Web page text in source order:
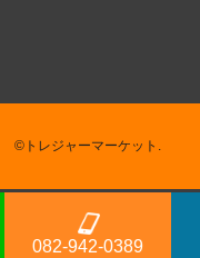
©トレジャーマーケット.
082-942-0389